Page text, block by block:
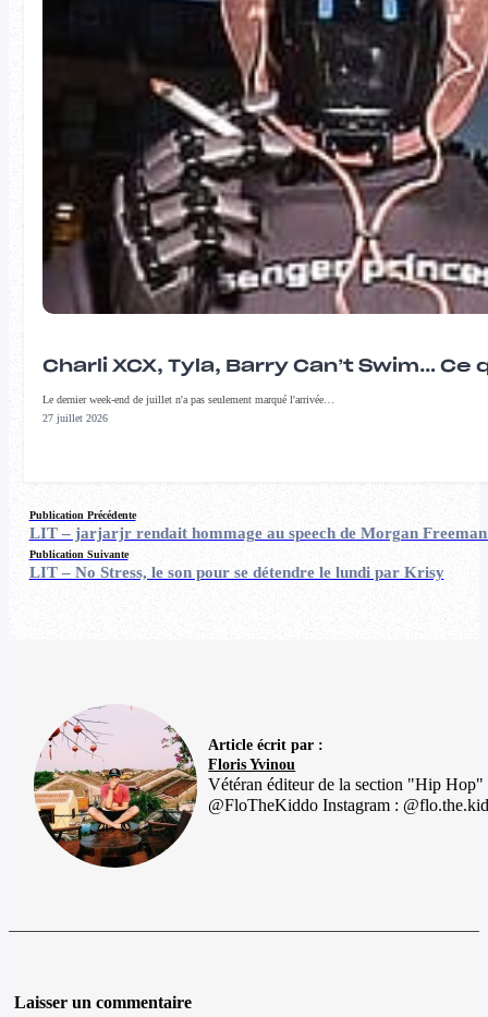
Charli XCX, Tyla, Barry Can’t Swim…
Le dernier week-end de juillet n'a pas seulement marqué l'arrivée…
27 juillet 2026
Publication Précédente
LIT – jarjarjr rendait hommage au speech de Morgan
Publication Suivante
LIT – No Stress, le son pour se détendre le lundi par Krisy
Article écrit par :
Floris Yvinou
Vétéran éditeur de la section "Hip Hop"
@FloTheKiddo Instagram :
Laisser un commentaire